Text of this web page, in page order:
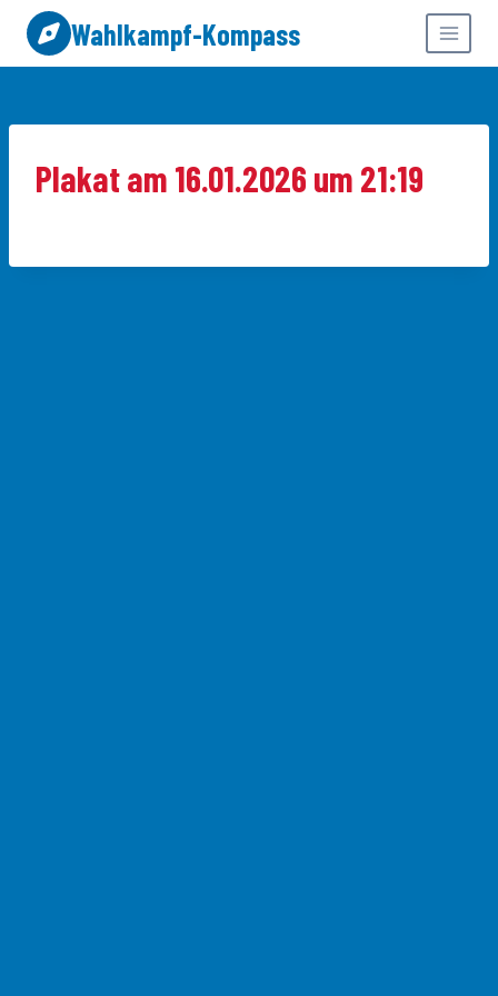
Zum
Inhalt
springen
Wahlkampf-Kompass
Plakat am 16.01.2026 um 21:19